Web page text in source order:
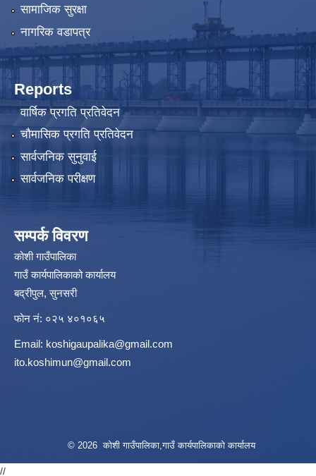
सामाजिक सुरक्षा
नागरिक वडापत्र
Reports
वार्षिक प्रगति प्रतिवेदन
चौमासिक प्रगति प्रतिवेदन
सार्वजनिक सुनुवाई
सार्वजनिक परीक्षण
सम्पर्क विवरण
कोशी गाउँपालिका
गाउँ कार्यपालिकाको कार्यालय
बद्रीपुल, सुनसरी
फोन नं: ०२५ ४०१०६५
Email: koshigaupalika@gmail.com
ito.koshimun@gmail.com
© 2026 कोशी गाउँपालिका,गाउँ कार्यपालिकाको कार्यालय
//